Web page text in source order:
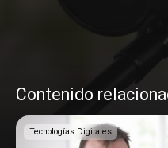
Contenido
Tecnologías Digitales